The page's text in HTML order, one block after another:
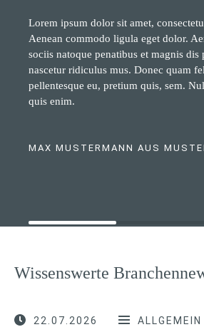
Lorem ipsum dolor sit amet,
Aenean commodo ligula eget dolor.
sociis natoque penatibus et magnis dis
nascetur ridiculus mus. Donec quam
pellentesque eu, pretium quis, sem.
quis enim.
MAX MUSTERMANN AUS
Wissenswerte
22.07.2026 ALLGEMEIN